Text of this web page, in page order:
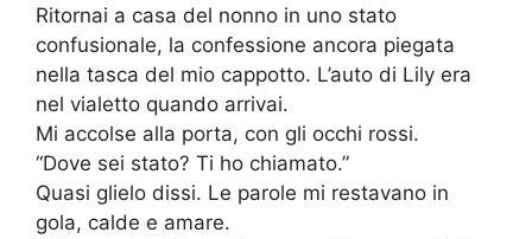
Ritornai a casa del nonno in uno stato
confusionale, la confessione ancora piegata
nella tasca del mio cappotto. L’auto di Lily era
nel vialetto quando arrivai.
Mi accolse alla porta, con gli occhi rossi.
“Dove sei stato? Ti ho chiamato.”
Quasi glielo dissi. Le parole mi restavano in
gola, calde e amare.